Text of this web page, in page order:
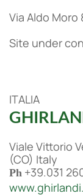
Via Aldo
Site under
ITALIA
Viale Vittorio
(CO) Italy
Ph +39.031